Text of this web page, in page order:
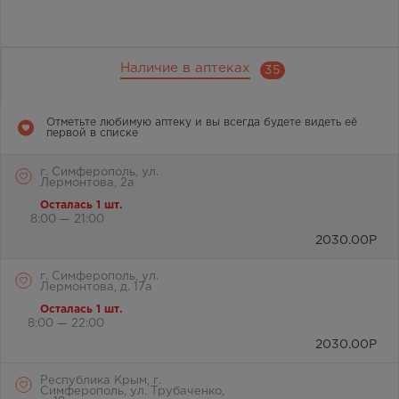
Наличие в аптеках 35
Отметьте любимую аптеку и вы всегда будете видеть её
первой в списке
г. Симферополь, ул.
Лермонтова, 2а
Осталась 1 шт.
8:00 — 21:00
2030.00 Р
г. Симферополь, ул.
Лермонтова, д. 17а
Осталась 1 шт.
8:00 — 22:00
2030.00 Р
Республика Крым, г.
Симферополь, ул. Трубаченко,